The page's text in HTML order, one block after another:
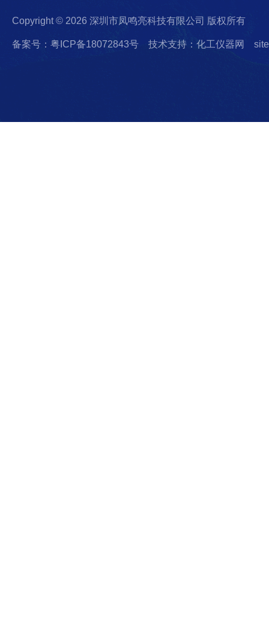
Copyright © 2026 深圳市凤鸣亮科技有限公司 版权所有
备案号：粤ICP备18072843号 技术支持：化工仪器网